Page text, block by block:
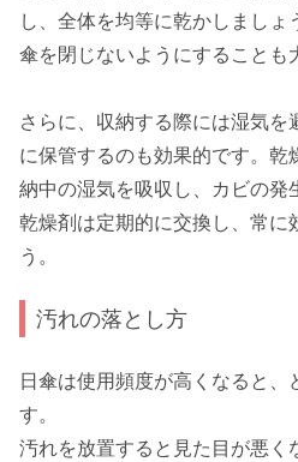
し、全体を均等に乾かしましょ
傘を閉じないようにすることも
さらに、収納する際には湿気
に保管するのも効果的です。乾
納中の湿気を吸収し、カビの発
乾燥剤は定期的に交換し、常に
う。
汚れの落とし方
日傘は使用頻度が高くなると、
す。
汚れを放置すると見た目が悪く